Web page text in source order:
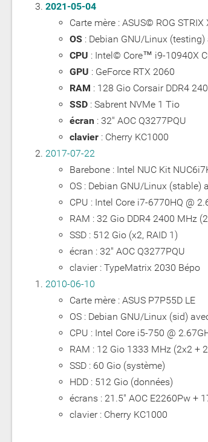
2021-05-04
Carte mère : ASUS© ROG STRIX
OS : Debian GNU/Linux
CPU : Intel© Core™ i9-10940X
GPU : GeForce RTX 2060
RAM : 128 Gio Corsair DDR4
SSD : Sabrent NVMe 1 Tio
écran : 32" AOC Q3277PQU
clavier : Cherry KC1000
2017-07-22
Barebone : Intel NUC Kit
OS : Debian GNU/Linux (stable)
CPU : Intel Core i7-6770HQ @
RAM : 32 Gio DDR4 2400 MHz
SSD : 512 Gio (x2, RAID 1)
écran : 32" AOC Q3277PQU
clavier : TypeMatrix 2030 Bépo
2010-06-10
Carte mère : ASUS P7P55D LE
OS : Debian GNU/Linux (sid)
CPU : Intel Core i5-750 @
RAM : 12 Gio 1333 MHz (2x2 +
SSD : 60 Gio (système)
HDD : 512 Gio (données)
écrans : 21.5" AOC E2260Pw +
clavier : Cherry KC1000